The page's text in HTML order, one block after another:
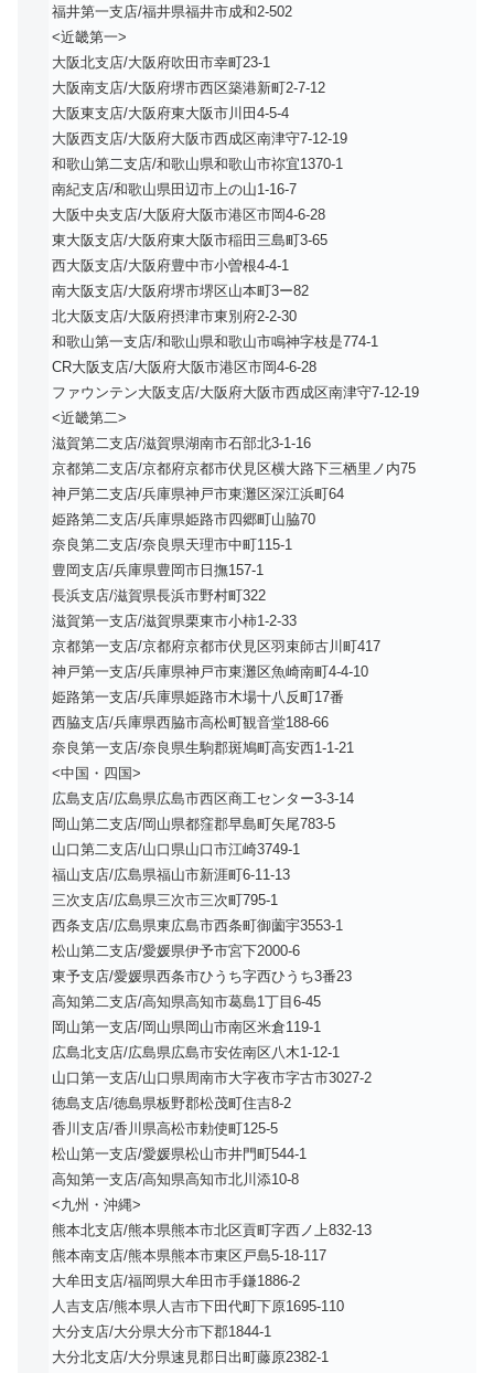
福井第一支店/福井県福井市成和2-502
<近畿第一>
大阪北支店/大阪府吹田市幸町23-1
大阪南支店/大阪府堺市西区築港新町2-7-12
大阪東支店/大阪府東大阪市川田4-5-4
大阪西支店/大阪府大阪市西成区南津守7-12-19
和歌山第二支店/和歌山県和歌山市祢宜1370-1
南紀支店/和歌山県田辺市上の山1-16-7
大阪中央支店/大阪府大阪市港区市岡4-6-28
東大阪支店/大阪府東大阪市稲田三島町3-65
西大阪支店/大阪府豊中市小曽根4-4-1
南大阪支店/大阪府堺市堺区山本町3ー82
北大阪支店/大阪府摂津市東別府2-2-30
和歌山第一支店/和歌山県和歌山市鳴神字枝是774-1
CR大阪支店/大阪府大阪市港区市岡4-6-28
ファウンテン大阪支店/大阪府大阪市西成区南津守7-12-19
<近畿第二>
滋賀第二支店/滋賀県湖南市石部北3-1-16
京都第二支店/京都府京都市伏見区横大路下三栖里ノ内75
神戸第二支店/兵庫県神戸市東灘区深江浜町64
姫路第二支店/兵庫県姫路市四郷町山脇70
奈良第二支店/奈良県天理市中町115-1
豊岡支店/兵庫県豊岡市日撫157-1
長浜支店/滋賀県長浜市野村町322
滋賀第一支店/滋賀県栗東市小柿1-2-33
京都第一支店/京都府京都市伏見区羽束師古川町417
神戸第一支店/兵庫県神戸市東灘区魚崎南町4-4-10
姫路第一支店/兵庫県姫路市木場十八反町17番
西脇支店/兵庫県西脇市高松町観音堂188-66
奈良第一支店/奈良県生駒郡斑鳩町高安西1-1-21
<中国・四国>
広島支店/広島県広島市西区商工センター3-3-14
岡山第二支店/岡山県都窪郡早島町矢尾783-5
山口第二支店/山口県山口市江崎3749-1
福山支店/広島県福山市新涯町6-11-13
三次支店/広島県三次市三次町795-1
西条支店/広島県東広島市西条町御薗宇3553-1
松山第二支店/愛媛県伊予市宮下2000-6
東予支店/愛媛県西条市ひうち字西ひうち3番23
高知第二支店/高知県高知市葛島1丁目6-45
岡山第一支店/岡山県岡山市南区米倉119-1
広島北支店/広島県広島市安佐南区八木1-12-1
山口第一支店/山口県周南市大字夜市字古市3027-2
徳島支店/徳島県板野郡松茂町住吉8-2
香川支店/香川県高松市勅使町125-5
松山第一支店/愛媛県松山市井門町544-1
高知第一支店/高知県高知市北川添10-8
<九州・沖縄>
熊本北支店/熊本県熊本市北区貢町字西ノ上832-13
熊本南支店/熊本県熊本市東区戸島5-18-117
大牟田支店/福岡県大牟田市手鎌1886-2
人吉支店/熊本県人吉市下田代町下原1695-110
大分支店/大分県大分市下郡1844-1
大分北支店/大分県速見郡日出町藤原2382-1